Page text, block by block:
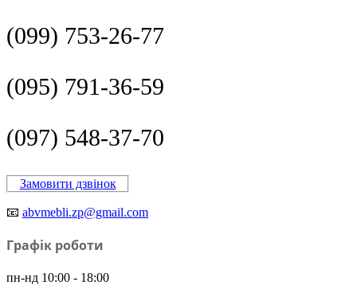
(099) 753-26-77
(095) 791-36-59
(097) 548-37-70
Замовити дзвінок
📧 abvmebli.zp@gmail.com
Графік роботи
пн-нд 10:00 - 18:00